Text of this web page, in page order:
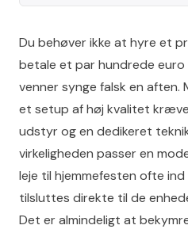
Du behøver ikke at hyre et
betale et par hundrede
venner synge falsk en
et setup af høj kvalitet
udstyr og en dedikeret
virkeligheden passer en
leje til hjemmefesten ofte ind
tilsluttes direkte til de
Det er almindeligt at